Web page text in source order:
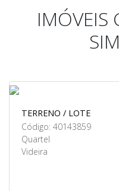
IMÓVEIS
TERRENO / LOTE
Código: 40143859
Quartel
Videira